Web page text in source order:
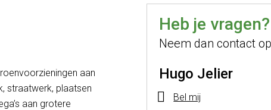
aan
straatwerk, plaatsen
aan grotere
Heb je vragen?
Neem dan contact
Hugo Jelier
Bel mij